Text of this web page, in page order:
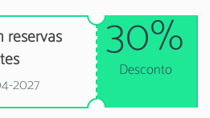
reservas
2027
30%
Desconto